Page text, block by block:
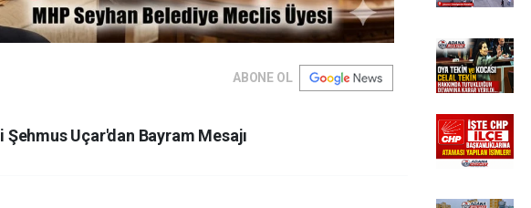
ABONE OL
Uçar'dan Bayram Mesajı